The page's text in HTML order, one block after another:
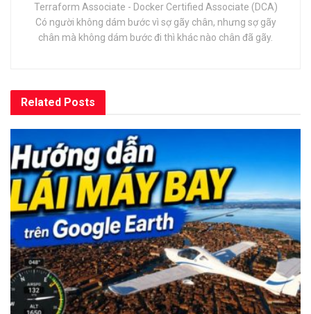
Terraform Associate - Docker Certified Associate (DCA)
Có người không dám bước vì sợ gãy chân, nhưng sợ gãy
chân mà không dám bước đi thì khác nào chân đã gãy.
Related Posts